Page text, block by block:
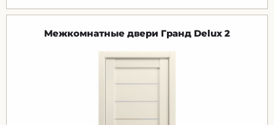
Межкомнатные двери Гранд Delux 2